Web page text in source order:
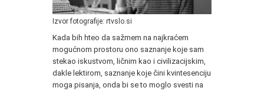
Izvor fotografije: rtvslo.si
Kada bih hteo da sažmem na najkraćem
mogućnom prostoru ono saznanje koje sam
stekao iskustvom, ličnim kao i civilizacijskim,
dakle lektirom, saznanje koje čini kvintesenciju
moga pisanja, onda bi se to moglo svesti na